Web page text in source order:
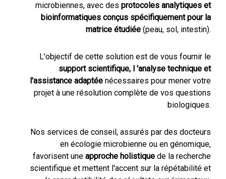
microbiennes, avec des protocoles analytiques et
bioinformatiques conçus spécifiquement pour la
matrice étudiée (peau, sol, intestin).
L'objectif de cette solution est de vous fournir le
support scientifique, l 'analyse technique et
l'assistance adaptée nécessaires pour mener votre
projet à une résolution complète de vos questions
biologiques.
Nos services de conseil, assurés par des docteurs
en écologie microbienne ou en génomique,
favorisent une approche holistique de la recherche
scientifique et mettent l'accent sur la répétabilité et